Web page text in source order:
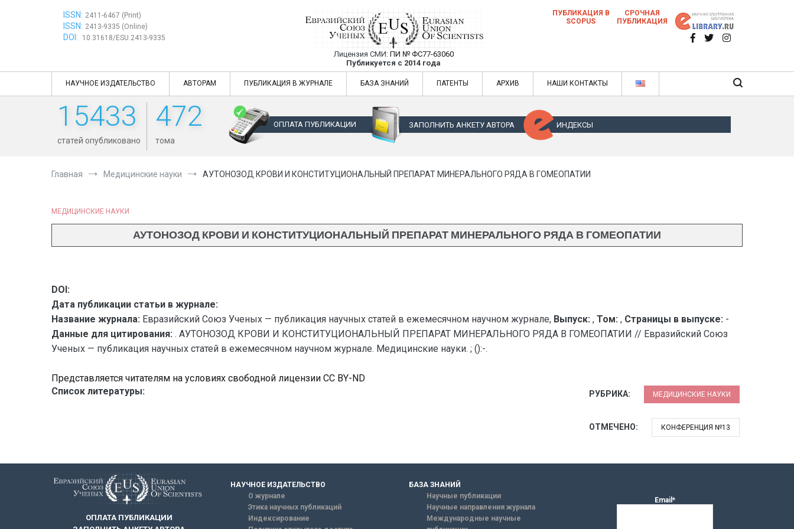
ISSN: 2411-6467 (Print)
ISSN: 2413-9335 (Online)
DOI: 10.31618/ESU.2413-9335
Евразийский Союз Ученых — публикация научных статей в ежемесячном научном
журнале
Лицензия СМИ: ПИ № ФС77-63060
Публикуется с 2014 года
Евразийский Союз Ученых — публикация научных статей в ежемесячном научном журнале
ПУБЛИКАЦИЯ В
SCOPUS
СРОЧНАЯ
ПУБЛИКАЦИЯ
НАУЧНОЕ ИЗДАТЕЛЬСТВО АВТОРАМ ПУБЛИКАЦИЯ В ЖУРНАЛЕ БАЗА ЗНАНИЙ ПАТЕНТЫ АРХИВ НАШИ КОНТАКТЫ
15433
статей опубликовано
472
тома
ОПЛАТА ПУБЛИКАЦИИ ЗАПОЛНИТЬ АНКЕТУ АВТОРА ИНДЕКСЫ
Главная Медицинские науки АУТОНОЗОД КРОВИ И КОНСТИТУЦИОНАЛЬНЫЙ ПРЕПАРАТ МИНЕРАЛЬНОГО РЯДА В ГОМЕОПАТИИ
МЕДИЦИНСКИЕ НАУКИ
АУТОНОЗОД КРОВИ И КОНСТИТУЦИОНАЛЬНЫЙ ПРЕПАРАТ МИНЕРАЛЬНОГО РЯДА В ГОМЕОПАТИИ
DOI:
Дата публикации статьи в журнале:
Название журнала: Евразийский Союз Ученых — публикация научных статей в ежемесячном научном журнале, Выпуск: , Том: , Страницы в выпуске: -
Данные для цитирования: . АУТОНОЗОД КРОВИ И КОНСТИТУЦИОНАЛЬНЫЙ ПРЕПАРАТ МИНЕРАЛЬНОГО РЯДА В ГОМЕОПАТИИ // Евразийский Союз
Ученых — публикация научных статей в ежемесячном научном журнале. Медицинские науки. ; ():-.
Представляется читателям на условиях свободной лицензии CC BY-ND
Список литературы:
РУБРИКА: МЕДИЦИНСКИЕ НАУКИ
ОТМЕЧЕНО: КОНФЕРЕНЦИЯ №13
ОПЛАТА ПУБЛИКАЦИИ
НАУЧНОЕ ИЗДАТЕЛЬСТВО
О журнале
Этика научных публикаций
Индексирование
БАЗА ЗНАНИЙ
Научные публикации
Научные направления журнала
Международные научные
Email*